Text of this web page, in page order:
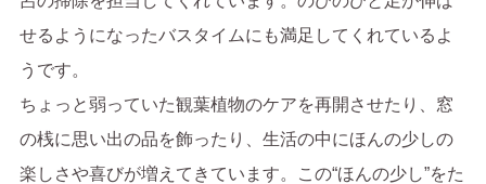
せるようになったバスタイムにも満足してくれているよ
うです。
ちょっと弱っていた観葉植物のケアを再開させたり、窓
の桟に思い出の品を飾ったり、生活の中にほんの少しの
楽しさや喜びが増えてきています。この“ほんの少し”をた